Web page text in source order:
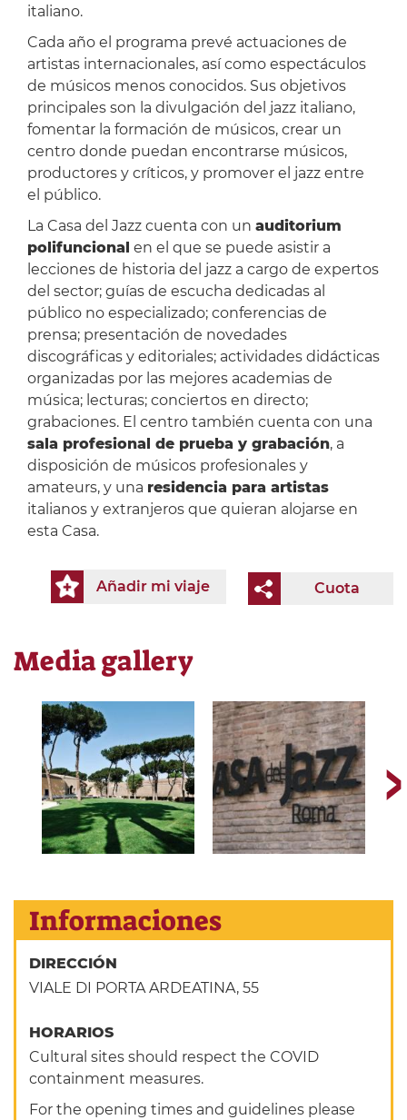
italiano.
Cada año el programa prevé actuaciones de
artistas internacionales, así como espectáculos
de músicos menos conocidos. Sus objetivos
principales son la divulgación del jazz italiano,
fomentar la formación de músicos, crear un
centro donde puedan encontrarse músicos,
productores y críticos, y promover el jazz entre
el público.
La Casa del Jazz cuenta con un auditorium
polifuncional en el que se puede asistir a
lecciones de historia del jazz a cargo de expertos
del sector; guías de escucha dedicadas al
público no especializado; conferencias de
prensa; presentación de novedades
discográficas y editoriales; actividades didácticas
organizadas por las mejores academias de
música; lecturas; conciertos en directo;
grabaciones. El centro también cuenta con una
sala profesional de prueba y grabación, a
disposición de músicos profesionales y
amateurs, y una residencia para artistas
italianos y extranjeros que quieran alojarse en
esta Casa.
Cuota
Añadir mi viaje
Media gallery
Informaciones
DIRECCIÓN
VIALE DI PORTA ARDEATINA, 55
HORARIOS
Cultural sites should respect the COVID
containment measures.
For the opening times and guidelines please